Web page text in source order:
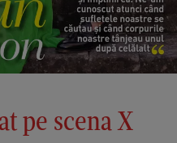
pe scena X